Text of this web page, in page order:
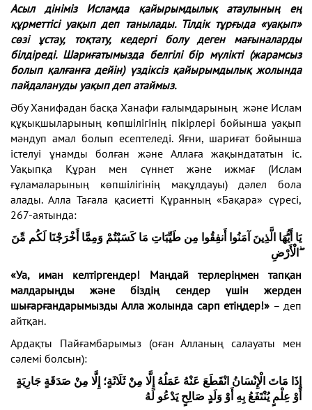
Асыл дініміз Исламда қайырымдылық атаулының ең
құрметтісі уақып деп танылады. Тілдік тұрғыда «уақып»
сөзі ұстау, тоқтату, кедергі болу деген мағыналарды
білдіреді. Шариғатымызда белгілі бір мүлікті (жарамсыз
болып қалғанға дейін) үздіксіз қайырымдылық жолында
пайдалануды уақып деп атаймыз.
Әбу Ханифадан басқа Ханафи ғалымдарының және Ислам
құқықшыларының көпшілігінің пікірлері бойынша уақып
мәндуп амал болып есептеледі. Яғни, шариғат бойынша
істелуі ұнамды болған және Аллаға жақындататын іс.
Уақыпқа Құран мен сүннет және ижмағ (Ислам
ғұламаларының көпшілігінің мақұлдауы) дәлел бола
алады. Алла Тағала қасиетті Құранның «Бақара» сүресі,
267-аятында:
يَا أَيُّهَا الَّذِينَ آمَنُوا أَنفِقُوا مِن طَيِّبَاتِ مَا كَسَبْتُمْ وَمِمَّا أَخْرَجْنَا لَكُم مِّنَ
الْأَرْضِ
«Уа, иман келтіргендер! Маңдай терлеріңмен тапқан
малдарыңды және біздің сендер үшін жерден
шығарғандарымызды Алла жолында сарп етіңдер!» – деп
айтқан.
Ардақты Пайғамбарымыз (оған Алланың салауаты мен
сәлемі болсын):
إِذَا مَاتَ الْإِنْسَانُ انْقَطَعَ عَنْهُ عَمَلُهُ إِلَّا مِنْ ثَلَاثَةٍ؛ إِلَّا مِنْ صَدَقَةٍ جَارِيَةٍ
أَوْ عِلْمٍ يُنْتَفَعُ بِهِ أَوْ وَلَدٍ صَالِحٍ يَدْعُو لَهُ